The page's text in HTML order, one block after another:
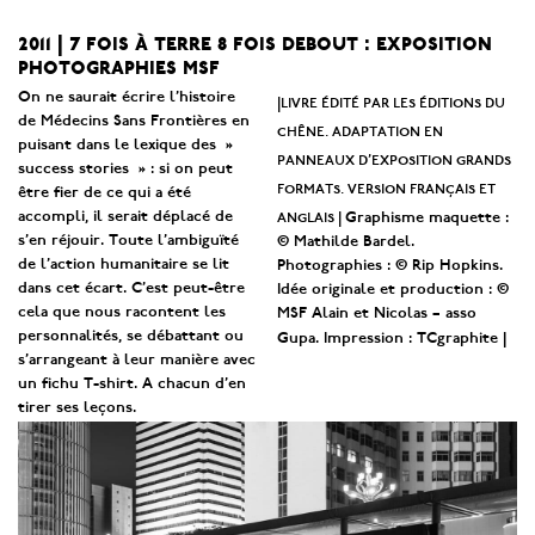
2011 | 7 fois à terre 8 fois debout : exposition
photographies msf
On ne saurait écrire l’histoire
de Médecins Sans Frontières en
puisant dans le lexique des »
success stories » : si on peut
être fier de ce qui a été
accompli, il serait déplacé de
s’en réjouir. Toute l’ambiguïté
de l’action humanitaire se lit
dans cet écart. C’est peut-être
cela que nous racontent les
personnalités, se débattant ou
s’arrangeant à leur manière avec
un fichu T-shirt. A chacun d’en
tirer ses leçons.
|livre édité par les éditions du
chêne. adaptation en
panneaux d’exposition grands
formats. version français et
anglais |Graphisme maquette :
© Mathilde Bardel.
Photographies : © Rip Hopkins.
Idée originale et production : ©
MSF Alain et Nicolas – asso
Gupa. Impression : TCgraphite